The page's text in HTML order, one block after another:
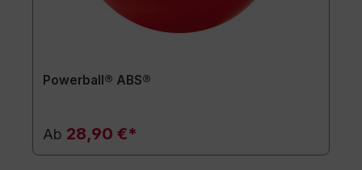
Powerball® ABS®
Ab 28,90 €*